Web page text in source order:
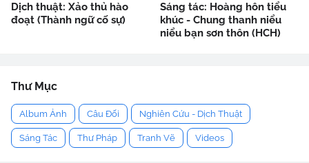
Dịch thuật: Xảo thủ hào
đoạt (Thành ngữ cố sự)
Sáng tác: Hoàng hôn tiểu
khúc - Chung thanh niểu
niểu bạn sơn thôn (HCH)
Thư Mục
Album Ảnh Câu Đối Nghiên Cứu - Dịch Thuật
Sáng Tác Thư Pháp Tranh Vẽ Videos